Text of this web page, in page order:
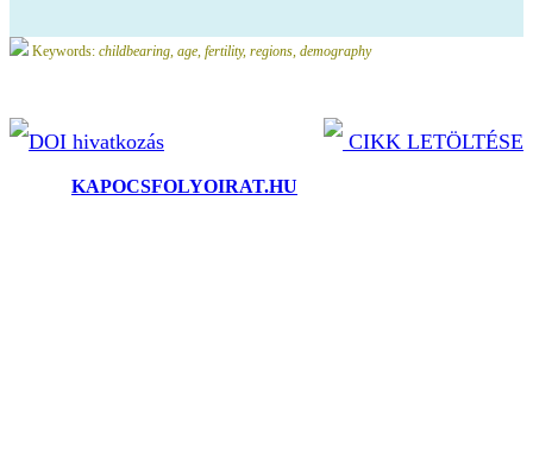
Keywords: childbearing, age, fertility, regions, demography
DOI hivatkozás CIKK LETÖLTÉSE
KAPOCSFOLYOIRAT.HU